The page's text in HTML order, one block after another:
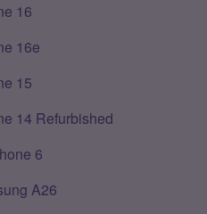
16
16e
15
14 Refurbished
6
A26